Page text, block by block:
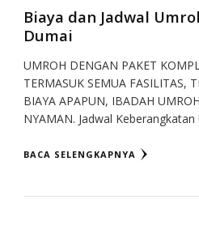
Biaya dan Jadwal
Dumai
UMROH DENGAN PAKET
TERMASUK SEMUA FASILITAS,
BIAYA APAPUN, IBADAH
NYAMAN. Jadwal
BACA SELENGKAPNYA